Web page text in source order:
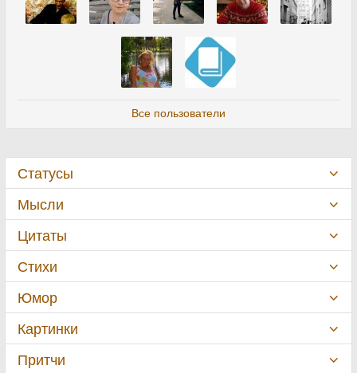
Все пользователи
Статусы
Мысли
Цитаты
Стихи
Юмор
Картинки
Притчи